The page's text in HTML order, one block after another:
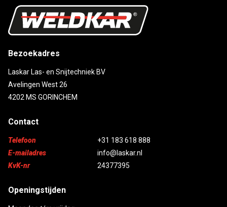
Bezoekadres
Laskar Las- en Snijtechniek BV
Avelingen West 26
4202 MS GORINCHEM
Contact
Telefoon
+31 183 618 888
E-mailadres
info@laskar.nl
KvK-nr
24377395
Openingstijden